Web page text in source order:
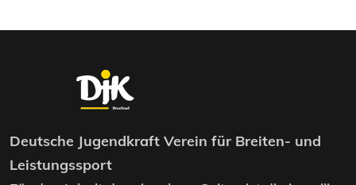
Deutsche Jugendkraft Verein für Breiten- und
Leistungssport